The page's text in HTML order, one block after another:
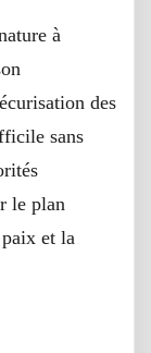
à
des
sans
le plan
et la